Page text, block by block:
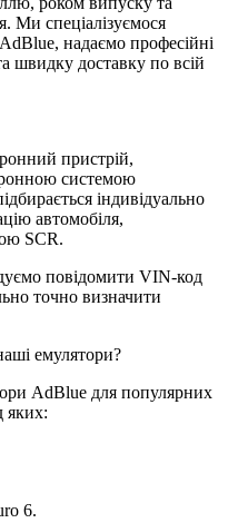
Ми спеціалізуємося
надаємо професійні
швидку доставку по всій
пристрій,
системою
індивідуально
автомобіля,
SCR.
повідомити VIN-код
точно визначити
емулятори?
AdBlue для популярних
яких:
6.